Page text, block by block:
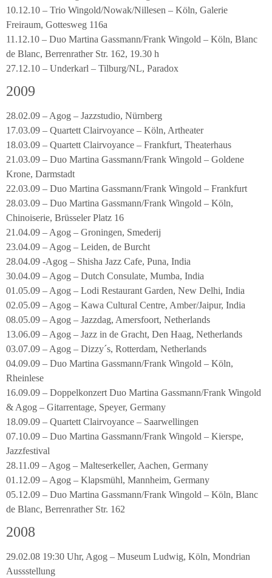
10.12.10 – Trio Wingold/Nowak/Nillesen – Köln, Galerie
Freiraum, Gottesweg 116a
11.12.10 – Duo Martina Gassmann/Frank Wingold – Köln, Blanc
de Blanc, Berrenrather Str. 162, 19.30 h
27.12.10 – Underkarl – Tilburg/NL, Paradox
2009
28.02.09 – Agog – Jazzstudio, Nürnberg
17.03.09 – Quartett Clairvoyance – Köln, Artheater
18.03.09 – Quartett Clairvoyance – Frankfurt, Theaterhaus
21.03.09 – Duo Martina Gassmann/Frank Wingold – Goldene
Krone, Darmstadt
22.03.09 – Duo Martina Gassmann/Frank Wingold – Frankfurt
28.03.09 – Duo Martina Gassmann/Frank Wingold – Köln,
Chinoiserie, Brüsseler Platz 16
21.04.09 – Agog – Groningen, Smederij
23.04.09 – Agog – Leiden, de Burcht
28.04.09 -Agog – Shisha Jazz Cafe, Puna, India
30.04.09 – Agog – Dutch Consulate, Mumba, India
01.05.09 – Agog – Lodi Restaurant Garden, New Delhi, India
02.05.09 – Agog – Kawa Cultural Centre, Amber/Jaipur, India
08.05.09 – Agog – Jazzdag, Amersfoort, Netherlands
13.06.09 – Agog – Jazz in de Gracht, Den Haag, Netherlands
03.07.09 – Agog – Dizzy´s, Rotterdam, Netherlands
04.09.09 – Duo Martina Gassmann/Frank Wingold – Köln,
Rheinlese
16.09.09 – Doppelkonzert Duo Martina Gassmann/Frank Wingold
& Agog – Gitarrentage, Speyer, Germany
18.09.09 – Quartett Clairvoyance – Saarwellingen
07.10.09 – Duo Martina Gassmann/Frank Wingold – Kierspe,
Jazzfestival
28.11.09 – Agog – Malteserkeller, Aachen, Germany
01.12.09 – Agog – Klapsmühl, Mannheim, Germany
05.12.09 – Duo Martina Gassmann/Frank Wingold – Köln, Blanc
de Blanc, Berrenrather Str. 162
2008
29.02.08 19:30 Uhr, Agog – Museum Ludwig, Köln, Mondrian
Aussstellung